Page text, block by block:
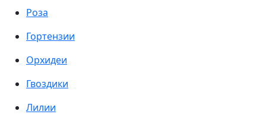
Роза
Гортензии
Орхидеи
Гвоздики
Лилии